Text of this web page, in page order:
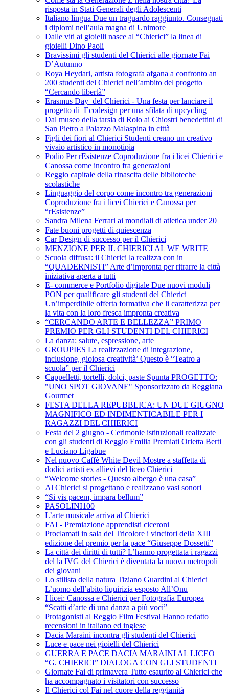
risposta in Stati Generali degli Adolescenti
Italiano lingua Due un traguardo raggiunto. Consegnati
i diplomi nell’aula magna di Unimore
Dalle viti ai gioielli nasce al “Chierici” la linea di
gioielli Dino Paoli
Bravissimi gli studenti del Chierici alle giornate Fai
D’Autunno
Roya Heydari, artista fotografa afgana a confronto an
200 studenti del Chierici nell’ambito del progetto
“Cercando libertà”
Erasmus Day del Chierici - Una festa per lanciare il
progetto di Ecodesign per una sfilata di upcycling
Dal museo della tarsia di Rolo ai Chiostri benedettini di
San Pietro a Palazzo Malaspina in città
Figli dei fiori al Chierici Studenti creano un creativo
vivaio artistico in monotipia
Podio Per rEsistenze Coproduzione fra i licei Chierici e
Canossa come incontro fra generazioni
Reggio capitale della rinascita delle biblioteche
scolastiche
Linguaggio del corpo come incontro tra generazioni
Coproduzione fra i licei Chierici e Canossa per
“rEsistenze”
Sandra Milena Ferrari ai mondiali di atletica under 20
Fate buoni progetti di quiescenza
Car Design di successo per il Chierici
MENZIONE PER IL CHIERICI AL WE WRITE
Scuola diffusa: il Chierici la realizza con in
“QUADERNISTI” Arte d’impronta per ritrarre la città
iniziativa aperta a tutti
E- commerce e Portfolio digitale Due nuovi moduli
PON per qualificare gli studenti del Chierici
Un’imperdibile offerta formativa che li caratterizza per
la vita con la loro fresca impronta creativa
“CERCANDO ARTE E BELLEZZA” PRIMO
PREMIO PER GLI STUDENTI DEL CHIERICI
La danza: salute, espressione, arte
GROUPIES La realizzazione di integrazione,
inclusione, gioiosa creatività’ Questo è “Teatro a
scuola” per il Chierici
Cappelletti, tortelli, dolci, paste Spunta PROGETTO:
"UNO SPOT GIOVANE" Sponsorizzato da Reggiana
Gourmet
FESTA DELLA REPUBBLICA: UN DUE GIUGNO
MAGNIFICO ED INDIMENTICABILE PER I
RAGAZZI DEL CHIERICI
Festa del 2 giugno - Cerimonie istituzionali realizzate
con gli studenti di Reggio Emilia Premiati Orietta Berti
e Luciano Ligabue
Nel nuovo Caffè White Devil Mostre a staffetta di
dodici artisti ex allievi del liceo Chierici
“Welcome stories - Questo albergo è una casa”
Al Chierici si progettano e realizzano vasi sonori
“Si vis pacem, impara bellum”
PASOLINI100
L’arte musicale arriva al Chierici
FAI - Premiazione apprendisti ciceroni
Proclamati in sala del Tricolore i vincitori della XIII
edizione del premio per la pace “Giuseppe Dossetti”
La città dei diritti di tutti? L’hanno progettata i ragazzi
del la IVG del Chierici è diventata la nuova metropoli
dei giovani
Lo stilista della natura Tiziano Guardini al Chierici
L’uomo dell’abito liquirizia esposto All’Onu
I licei: Canossa e Chierici per Fotografia Europea
“Scatti d’arte di una danza a più voci”
Protagonisti al Reggio Film Festival Hanno redatto
recensioni in italiano ed inglese
Dacia Maraini incontra gli studenti del Chierici
Luce e pace nei gioielli del Chierici
GUERRA E PACE DACIA MARAINI AL LICEO
“G. CHIERICI” DIALOGA CON GLI STUDENTI
Giornate Fai di primavera Tutto esaurito al Chierici che
ha accompagnato i visitatori con successo
Il Chierici col Fai nel cuore della reggianità